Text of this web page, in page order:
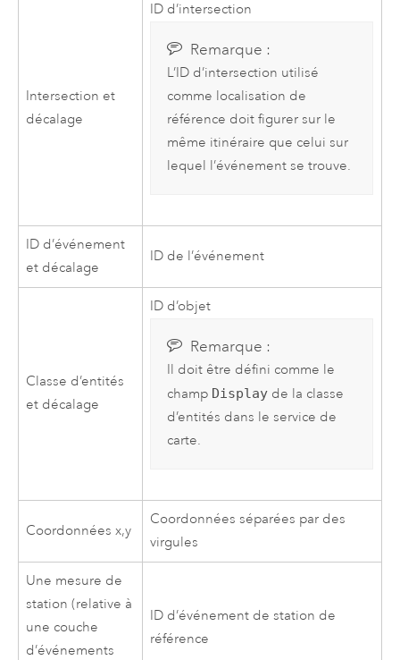
Intersection et
décalage
ID d’intersection
Remarque :
L’ID d’intersection utilisé
comme localisation de
référence doit figurer sur le
même itinéraire que celui sur
lequel l’événement se trouve.
ID d’événement
et décalage
ID de l’événement
Classe d’entités
et décalage
ID d’objet
Remarque :
Il doit être défini comme le
champ Displayde la classe
d’entités dans le service de
carte.
Coordonnées x,y
Coordonnées séparées par des
virgules
Une mesure de
station (relative à
une couche
d’événements
ID d’événement de station de
référence